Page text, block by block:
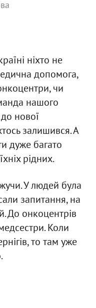
ніхто не
допомога,
чи
нашого
нової
залишився. А
дуже багато
рідних.
У людей була
запитання, на
До онкоцентрів
Коли
то там уже